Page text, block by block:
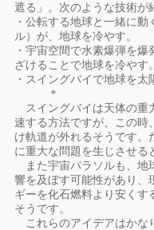
遮る」。次のような技術が
・公転する地球と一緒に
ル）が、地球を冷やす。
・宇宙空間で水素爆弾を
ざけることで地球を冷やす。
・スイングバイで地球を太
＊
スイングバイは天体の重
速する方法ですが、この時
け軌道が外れるそうです。
に重大な問題を生じさせる
また宇宙パラソルも、地
響を及ぼす可能性があり、
ギーを化石燃料より安くす
そうです。
これらのアイデアはかな